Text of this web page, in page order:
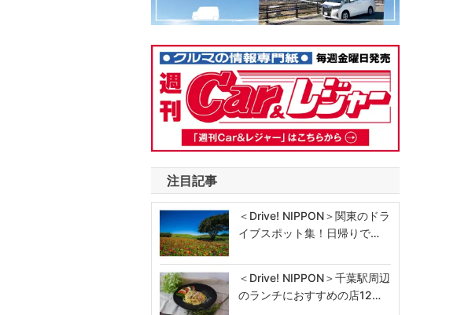
注目記事
＜Drive! NIPPON＞関東のドラ
イブスポット集！日帰りで…
＜Drive! NIPPON＞千葉駅周辺
のランチにおすすめの店12…